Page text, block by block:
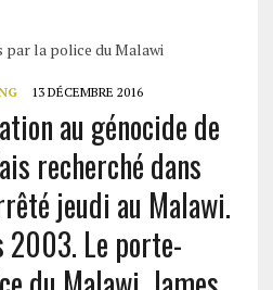
par la police du Malawi
13 DÉCEMBRE 2016
au génocide de
recherché dans
jeudi au Malawi.
Le porte-